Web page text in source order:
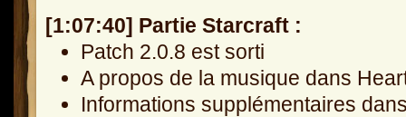
[1:07:40] Partie Starcraft :
Patch 2.0.8 est sorti
A propos de la musique dans
Informations supplémentaires